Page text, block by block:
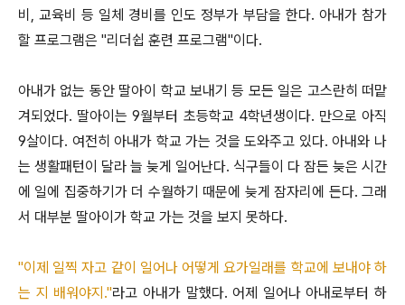
비, 교육비 등 일체 경비를 인도 정부가 부담을 한다. 아내가 참가
할 프로그램은 "리더쉽 훈련 프로그램"이다.
아내가 없는 동안 딸아이 학교 보내기 등 모든 일은 고스란히 떠맡
겨되었다. 딸아이는 9월부터 초등학교 4학년생이다. 만으로 아직
9살이다. 여전히 아내가 학교 가는 것을 도와주고 있다. 아내와 나
는 생활패턴이 달라 늘 늦게 일어난다. 식구들이 다 잠든 늦은 시간
에 일에 집중하기가 더 수월하기 때문에 늦게 잠자리에 든다. 그래
서 대부분 딸아이가 학교 가는 것을 보지 못하다.
"이제 일찍 자고 같이 일어나 어떻게 요가일래를 학교에 보내야 하
는 지 배워야지."라고 아내가 말했다. 어제 일어나 아내로부터 하